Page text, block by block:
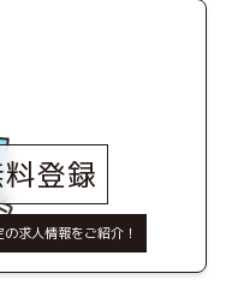
登録
求人情報をご紹介！